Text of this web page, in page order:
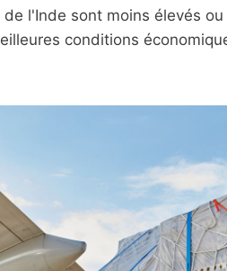
l'Inde sont moins élevés
conditions